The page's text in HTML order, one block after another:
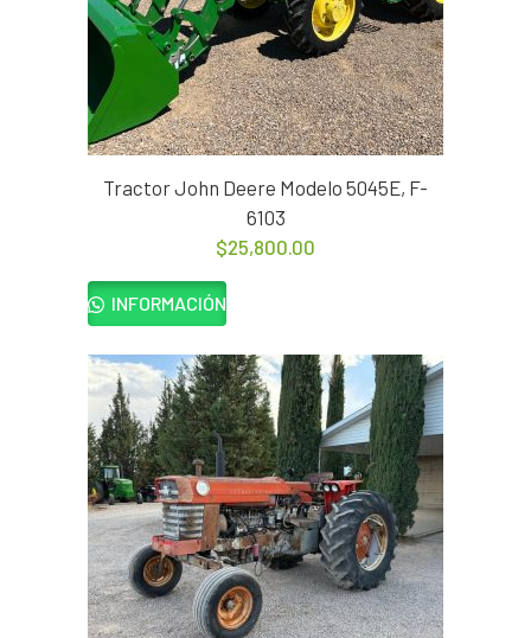
Tractor John Deere Modelo 5045E, F-
6103
$25,800.00
INFORMACIÓN